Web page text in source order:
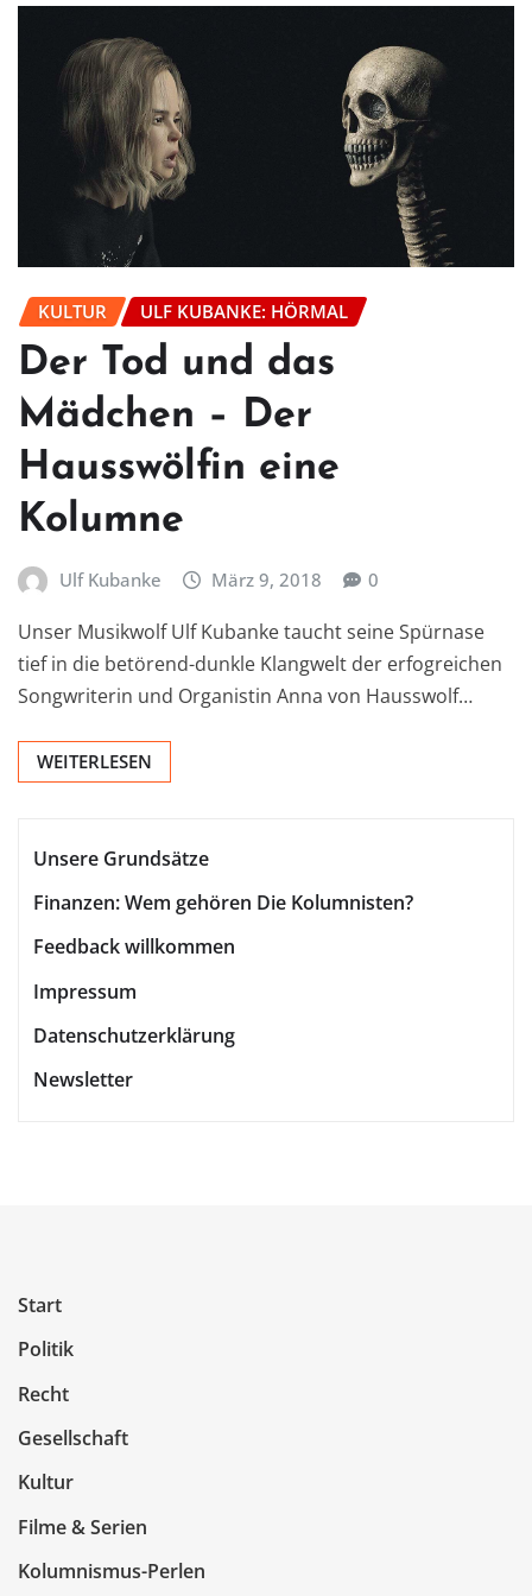
KULTUR ULF KUBANKE: HÖRMAL
Der Tod und das
Mädchen – Der
Hausswölfin eine
Kolumne
Ulf Kubanke März 9, 2018 0
Unser Musikwolf Ulf Kubanke taucht seine Spürnase
tief in die betörend-dunkle Klangwelt der erfogreichen
Songwriterin und Organistin Anna von Hausswolf…
WEITERLESEN
Unsere Grundsätze
Finanzen: Wem gehören Die Kolumnisten?
Feedback willkommen
Impressum
Datenschutzerklärung
Newsletter
Start
Politik
Recht
Gesellschaft
Kultur
Filme & Serien
Kolumnismus-Perlen